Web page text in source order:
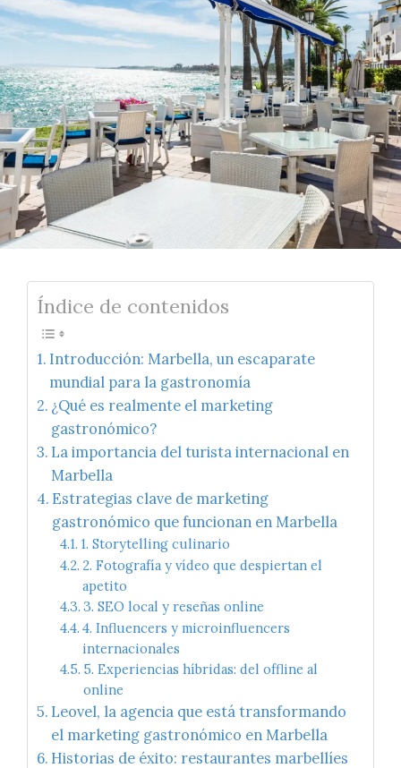
Índice de contenidos
Introducción: Marbella, un escaparate
mundial para la gastronomía
¿Qué es realmente el marketing
gastronómico?
La importancia del turista internacional en
Marbella
Estrategias clave de marketing
gastronómico que funcionan en Marbella
1. Storytelling culinario
2. Fotografía y vídeo que despiertan el
apetito
3. SEO local y reseñas online
4. Influencers y microinfluencers
internacionales
5. Experiencias híbridas: del offline al
online
Leovel, la agencia que está transformando
el marketing gastronómico en Marbella
Historias de éxito: restaurantes marbellíes